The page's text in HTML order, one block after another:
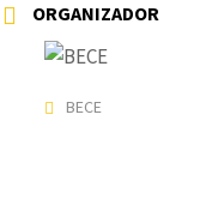
ORGANIZADOR
BECE